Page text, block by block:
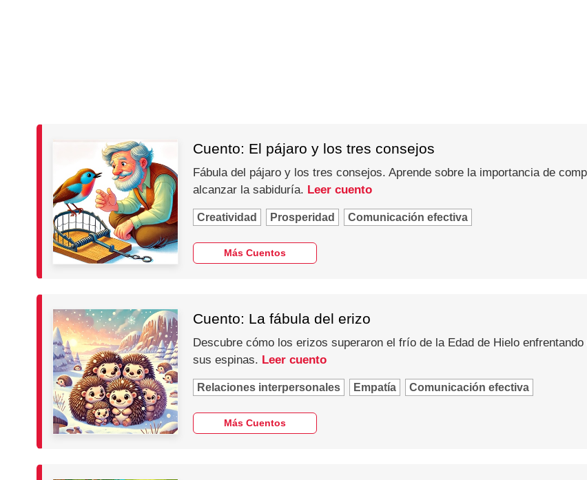
Cuento: El pájaro y los tres consejos
Fábula del pájaro y los tres consejos. Aprende sobre la importancia de
alcanzar la sabiduría. Leer cuento
Creatividad Prosperidad Comunicación efectiva
Más Cuentos
Cuento: La fábula del erizo
Descubre cómo los erizos superaron el frío de la Edad de Hielo
sus espinas. Leer cuento
Relaciones interpersonales Empatía Comunicación efectiva
Más Cuentos